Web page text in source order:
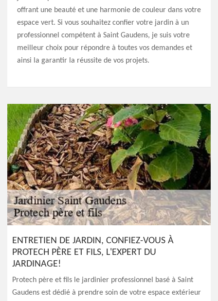
offrant une beauté et une harmonie de couleur dans votre
espace vert. Si vous souhaitez confier votre jardin à un
professionnel compétent à Saint Gaudens, je suis votre
meilleur choix pour répondre à toutes vos demandes et
ainsi la garantir la réussite de vos projets.
ENTRETIEN DE JARDIN, CONFIEZ-VOUS À
PROTECH PÈRE ET FILS, L'EXPERT DU
JARDINAGE!
Protech père et fils le jardinier professionnel basé à Saint
Gaudens est dédié à prendre soin de votre espace extérieur